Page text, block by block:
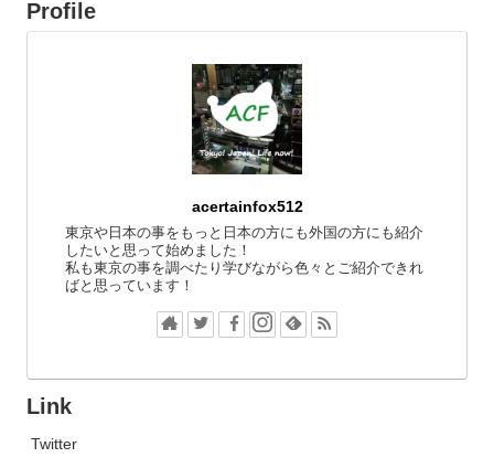
Profile
acertainfox512
東京や日本の事をもっと日本の方にも外国の方にも紹介
したいと思って始めました！
私も東京の事を調べたり学びながら色々とご紹介できれ
ばと思っています！
Link
Twitter